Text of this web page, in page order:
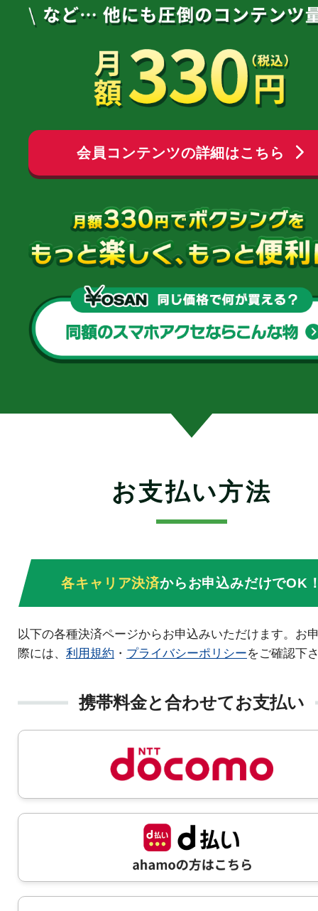
会員コンテンツの詳細はこちら
お支払い方法
各キャリア決済からお申込みだけでOK
以下の各種決済ページからお申込みいただけます。お
際には、 利用規約 ・ プライバシーポリシーをご確認下
携帯料金と合わせてお支払い